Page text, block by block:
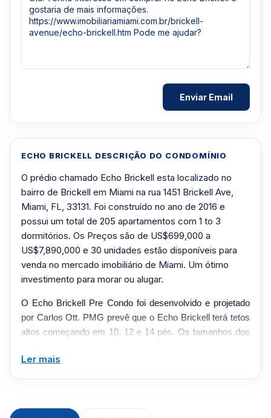
ECHO BRICKELL DESCRIÇÃO DO CONDOMÍNIO
O prédio chamado Echo Brickell esta localizado no
bairro de Brickell em Miami na rua 1451 Brickell Ave,
Miami, FL, 33131. Foi construído no ano de 2016 e
possui um total de 205 apartamentos com 1 to 3
dormitórios. Os Preços são de US$699,000 a
US$7,890,000 e 30 unidades estão disponíveis para
venda no mercado imobiliário de Miami. Um ótimo
investimento para morar ou alugar.
O Echo Brickell Pre Condo foi desenvolvido e projetado
por Carlos Ott. PMG prevê que o Echo Brickell terá tetos
altos começando em 10, 12 e 14 pés. Os tamanhos dos
quadrados. Este elegante empreendimento boutique será
Ler mais